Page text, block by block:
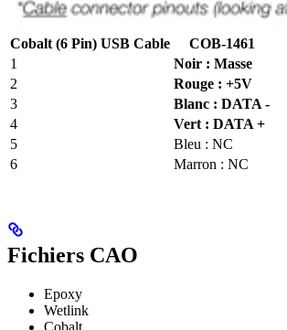
Cobalt (6 Pin) USB Cable
COB-1461
1
Noir : Masse
2
Rouge : +5V
3
Blanc : DATA -
4
Vert : DATA +
5
Bleu : NC
6
Marron : NC
Fichiers CAO
Epoxy
Wetlink
Cobalt